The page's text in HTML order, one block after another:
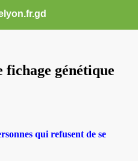
génétique
qui refusent de se